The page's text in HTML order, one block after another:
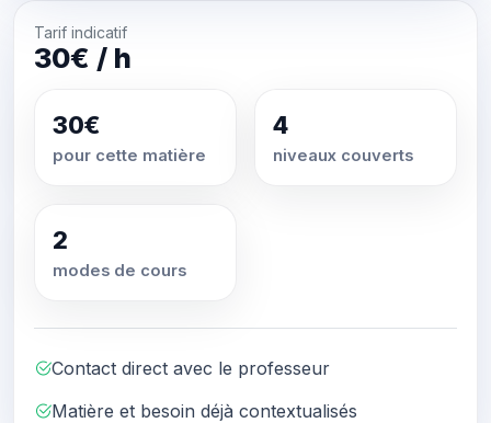
Tarif indicatif
30€ / h
30€
pour cette matière
4
niveaux couverts
2
modes de cours
Contact direct avec le professeur
Matière et besoin déjà contextualisés